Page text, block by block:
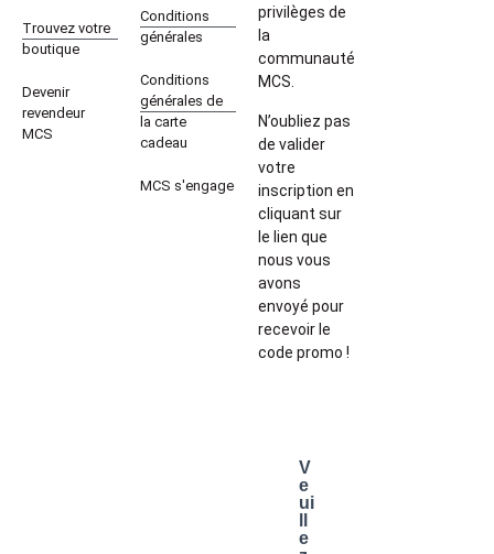
Trouvez votre
boutique
Devenir
revendeur
MCS
Conditions
générales
Conditions
générales de
la carte
cadeau
MCS s'engage
privilèges de
la
communauté
MCS.
N’oubliez pas
de valider
votre
inscription en
cliquant sur
le lien que
nous vous
avons
envoyé pour
recevoir le
code promo !
V
e
ui
e